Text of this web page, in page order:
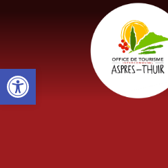
Open toolbar